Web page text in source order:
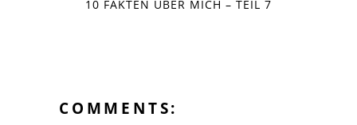
10 FAKTEN ÜBER MICH – TEIL 7
COMMENTS: